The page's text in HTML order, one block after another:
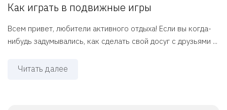
Как играть в подвижные игры
Всем привет, любители активного отдыха! Если вы когда-
нибудь задумывались, как сделать свой досуг с друзьями ...
Читать далее